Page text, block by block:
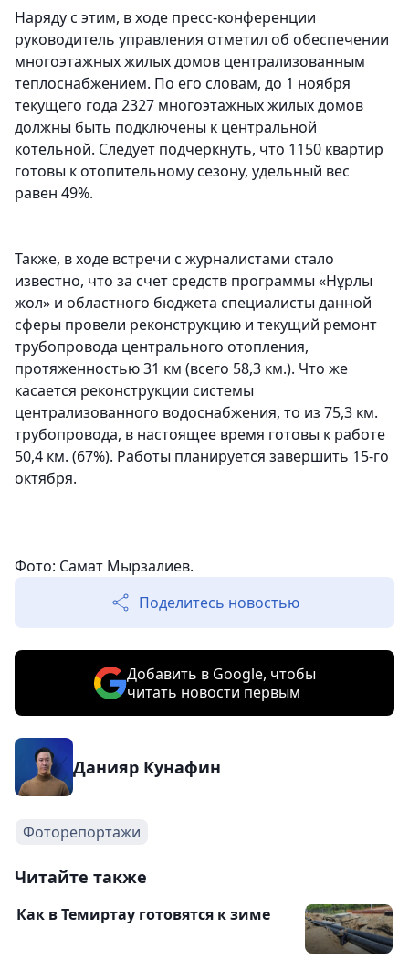
Наряду с этим, в ходе пресс-конференции
руководитель управления отметил об обеспечении
многоэтажных жилых домов централизованным
теплоснабжением. По его словам, до 1 ноября
текущего года 2327 многоэтажных жилых домов
должны быть подключены к центральной
котельной. Следует подчеркнуть, что 1150 квартир
готовы к отопительному сезону, удельный вес
равен 49%.
Также, в ходе встречи с журналистами стало
известно, что за счет средств программы «Нұрлы
жол» и областного бюджета специалисты данной
сферы провели реконструкцию и текущий ремонт
трубопровода центрального отопления,
протяженностью 31 км (всего 58,3 км.). Что же
касается реконструкции системы
централизованного водоснабжения, то из 75,3 км.
трубопровода, в настоящее время готовы к работе
50,4 км. (67%). Работы планируется завершить 15-го
октября.
Фото: Самат Мырзалиев.
Поделитесь новостью
Добавить в Google, чтобы
читать новости первым
Данияр Кунафин
Фоторепортажи
Читайте также
Как в Темиртау готовятся к зиме